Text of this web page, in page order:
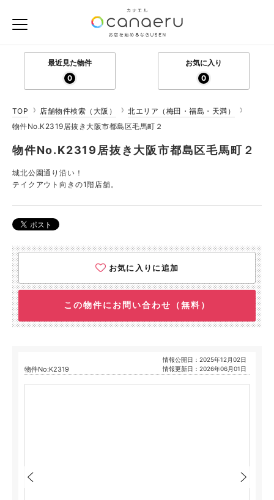
最近見た物件
0
お気に入り
0
TOP 店舗物件検索（大阪）
北エリア（梅田・福島・天満）
物件No.K2319居抜き大阪市都島区毛馬町２
物件No.K2319居抜き大阪市都島区毛馬町２
城北公園通り沿い！
テイクアウト向きの1階店舗。
お気に入りに追加
この物件にお問い合わせ（無料）
物件No:K2319
情報公開日：2025年12月02日
情報更新日：2026年06月01日